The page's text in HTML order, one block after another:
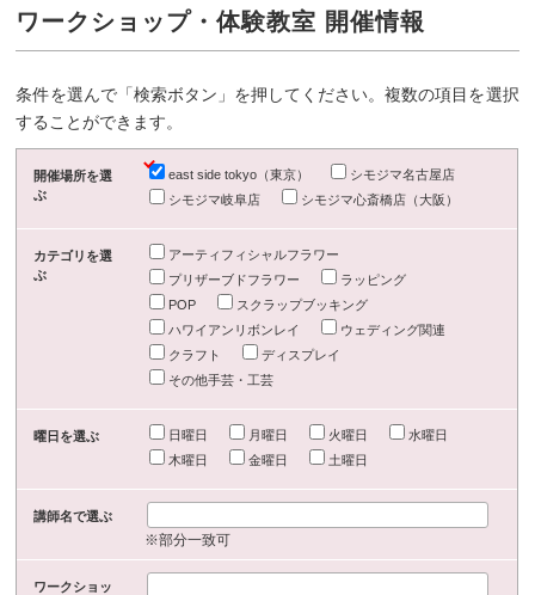
ワークショップ・体験教室 開催情報
条件を選んで「検索ボタン」を押してください。複数の項目を選択
することができます。
開催場所を選
ぶ
east side tokyo（東京）
シモジマ名古屋店
シモジマ岐阜店
シモジマ心斎橋店（大阪）
カテゴリを選
ぶ
アーティフィシャルフラワー
プリザーブドフラワー
ラッピング
POP
スクラップブッキング
ハワイアンリボンレイ
ウェディング関連
クラフト
ディスプレイ
その他手芸・工芸
曜日を選ぶ 日曜日 月曜日 火曜日
水曜日
木曜日
金曜日 土曜日
講師名で選ぶ
※部分一致可
ワークショッ